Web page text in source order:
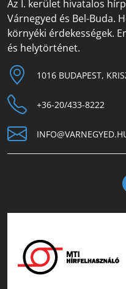
Az I. kerület hivatalos
Várnegyed és Bel-Buda.
környéki érdekességek.
és helytörténet.
1016 BUDAPEST,
+36-20/433-8222